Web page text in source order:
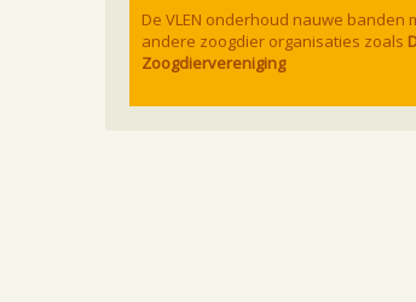
De VLEN onderhoud nauwe banden
andere zoogdier organisaties zoals
Zoogdiervereniging